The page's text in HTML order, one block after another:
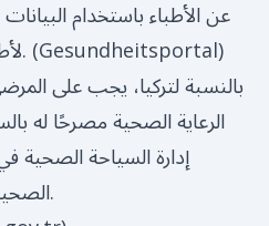
عن الأطباء باستخدام
لأطباء التأمين الصحي القانوني. (Gesundheitsportal)
بالنسبة لتركيا، يجب على
الرعاية الصحية مصرحًا له
إدارة السياحة الصحية